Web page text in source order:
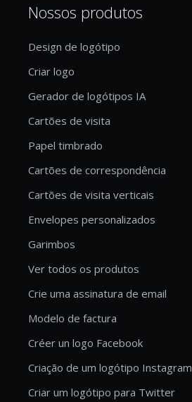
Nossos produtos
Design de logótipo
Criar logo
Gerador de logótipos IA
Cartões de visita
Papel timbrado
Cartões de correspondência
Cartões de visita verticais
Envelopes personalizados
Garimbos
Ver todos os produtos
Crie uma assinatura de email
Modelo de factura
Créer un logo Facebook
Criação de um logótipo Instagram
Criar um logótipo para Twitter